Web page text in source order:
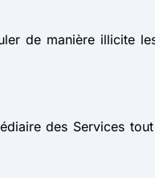
de manière illicite
des Services